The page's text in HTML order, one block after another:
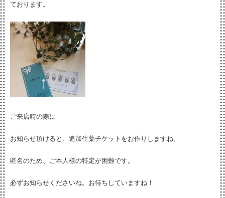
ております。
ご来店時の際に
お知らせ頂けると、追加生薬チケットをお作りしますね。
匿名のため、ご本人様の特定が困難です。
必ずお知らせくださいね。お待ちしていますね！